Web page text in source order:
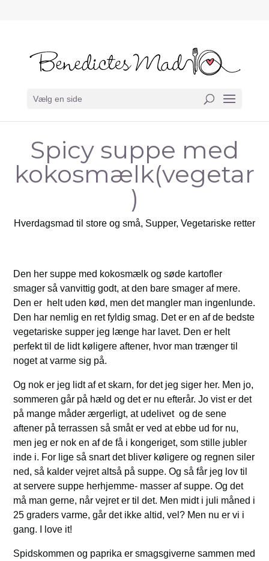
Vælg en side
Spicy suppe med
kokosmælk(vegetar
)
Hverdagsmad til store og små, Supper, Vegetariske retter
Den her suppe med kokosmælk og søde kartofler
smager så vanvittig godt, at den bare smager af mere.
Den er helt uden kød, men det mangler man ingenlunde.
Den har nemlig en ret fyldig smag. Det er en af de bedste
vegetariske supper jeg længe har lavet. Den er helt
perfekt til de lidt køligere aftener, hvor man trænger til
noget at varme sig på.
Og nok er jeg lidt af et skarn, for det jeg siger her. Men jo,
sommeren går på hæld og det er nu efterår. Jo vist er det
på mange måder ærgerligt, at udelivet og de sene
aftener på terrassen så småt er ved at ebbe ud for nu,
men jeg er nok en af de få i kongeriget, som stille jubler
inde i. For lige så snart det bliver køligere og regnen siler
ned, så kalder vejret altså på suppe. Og så får jeg lov til
at servere suppe herhjemme- masser af suppe. Og det
må man gerne, når vejret er til det. Men midt i juli måned i
25 graders varme, går det ikke altid, vel? Men nu er vi i
gang. I love it!
Spidskommen og paprika er smagsgiverne sammen med